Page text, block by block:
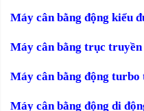
Máy cân bằng động kiểu
Máy cân bằng trục truyền
Máy cân bằng động turbo
Máy cân bằng động di